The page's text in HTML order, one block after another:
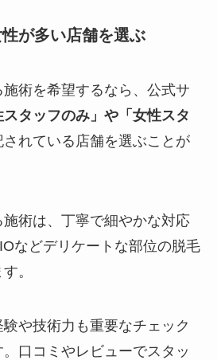
が多い店舗を選ぶ
術を希望するなら、公式サ
スタッフのみ」や「女性スタ
されている店舗を選ぶことが
術は、丁寧で細やかな対応
などデリケートな部位の脱毛
。
や技術力も重要なチェック
口コミやレビューでスタッ